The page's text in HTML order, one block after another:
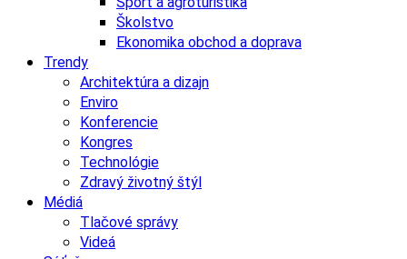
Školstvo
Ekonomika obchod a doprava
Trendy
Architektúra a dizajn
Enviro
Konferencie
Kongres
Technológie
Zdravý životný štýl
Médiá
Tlačové správy
Videá